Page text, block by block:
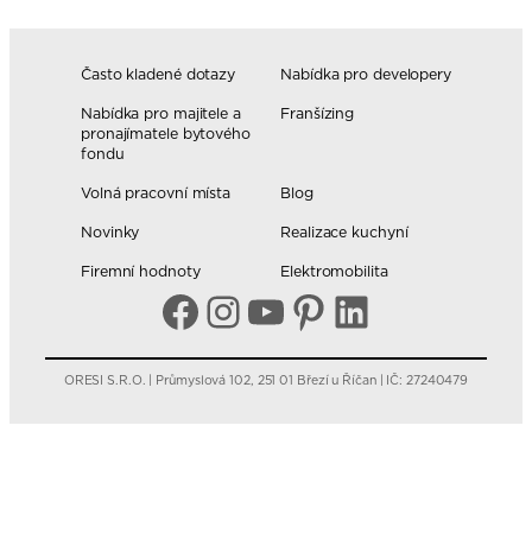
Často kladené dotazy
Nabídka pro developery
Nabídka pro majitele a
pronajímatele bytového
fondu
Franšízing
Volná pracovní místa
Blog
Novinky
Realizace kuchyní
Firemní hodnoty
Elektromobilita
Facebook
Instagram
YouTube
Pinterest
LinkedIn
ORESI S.R.O. | Průmyslová 102, 251 01 Březí u Říčan | IČ: 27240479